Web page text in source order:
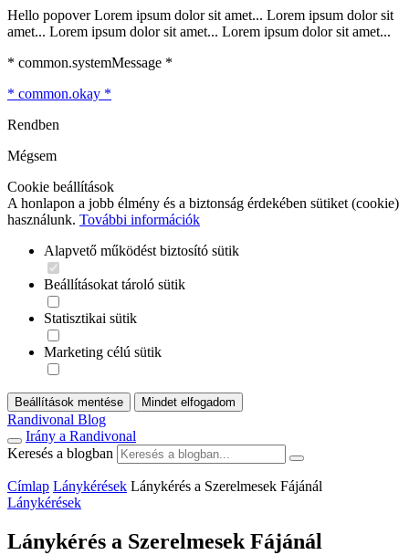
Hello popover Lorem ipsum dolor sit amet... Lorem ipsum dolor sit
amet... Lorem ipsum dolor sit amet... Lorem ipsum dolor sit amet...
* common.systemMessage *
* common.okay *
Rendben
Mégsem
Cookie beállítások
A honlapon a jobb élmény és a biztonság érdekében sütiket (cookie)
használunk. További információk
Alapvető működést biztosító sütik
Beállításokat tároló sütik
Statisztikai sütik
Marketing célú sütik
Beállítások mentése Mindet elfogadom
Randivonal Blog
Irány a Randivonal
Keresés a blogban
Címlap Lánykérések Lánykérés a Szerelmesek Fájánál
Lánykérések
Lánykérés a Szerelmesek Fájánál